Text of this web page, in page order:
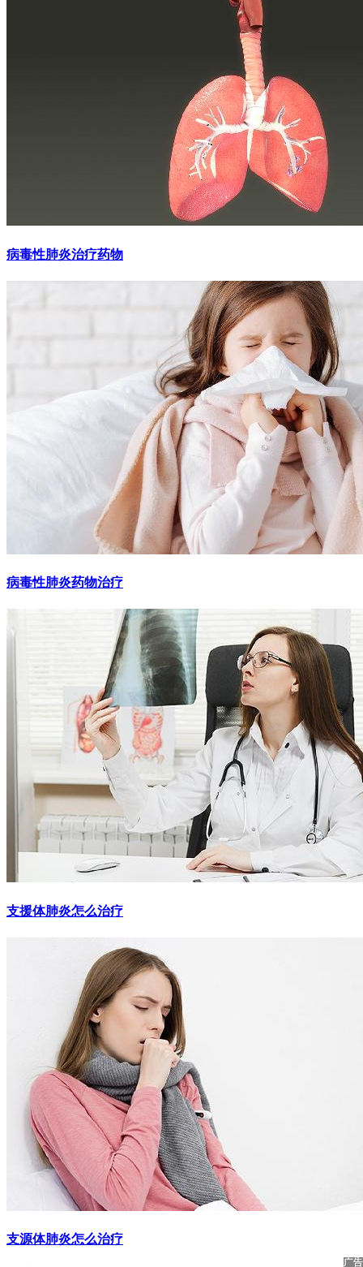
病毒性肺炎治疗药物
病毒性肺炎药物治疗
支援体肺炎怎么治疗
支源体肺炎怎么治疗